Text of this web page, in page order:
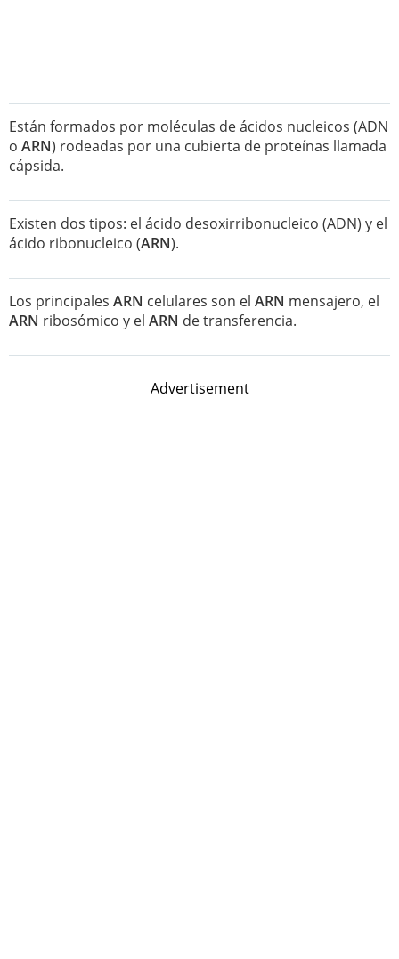
Están formados por moléculas de ácidos nucleicos (ADN
o ARN) rodeadas por una cubierta de proteínas llamada
cápsida.
Existen dos tipos: el ácido desoxirribonucleico (ADN) y el
ácido ribonucleico (ARN).
Los principales ARN celulares son el ARN mensajero, el
ARN ribosómico y el ARN de transferencia.
Advertisement